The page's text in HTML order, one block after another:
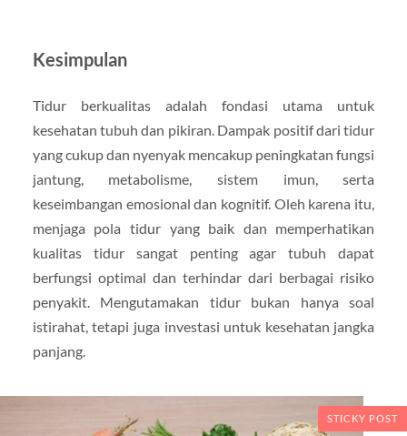
Kesimpulan
Tidur berkualitas adalah fondasi utama untuk
kesehatan tubuh dan pikiran. Dampak positif dari tidur
yang cukup dan nyenyak mencakup peningkatan fungsi
jantung, metabolisme, sistem imun, serta
keseimbangan emosional dan kognitif. Oleh karena itu,
menjaga pola tidur yang baik dan memperhatikan
kualitas tidur sangat penting agar tubuh dapat
berfungsi optimal dan terhindar dari berbagai risiko
penyakit. Mengutamakan tidur bukan hanya soal
istirahat, tetapi juga investasi untuk kesehatan jangka
panjang.
STICKY POST